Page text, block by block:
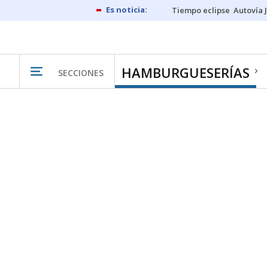
Tiempo eclipse Autovía
SECCIONES HAMBURGUESERÍAS